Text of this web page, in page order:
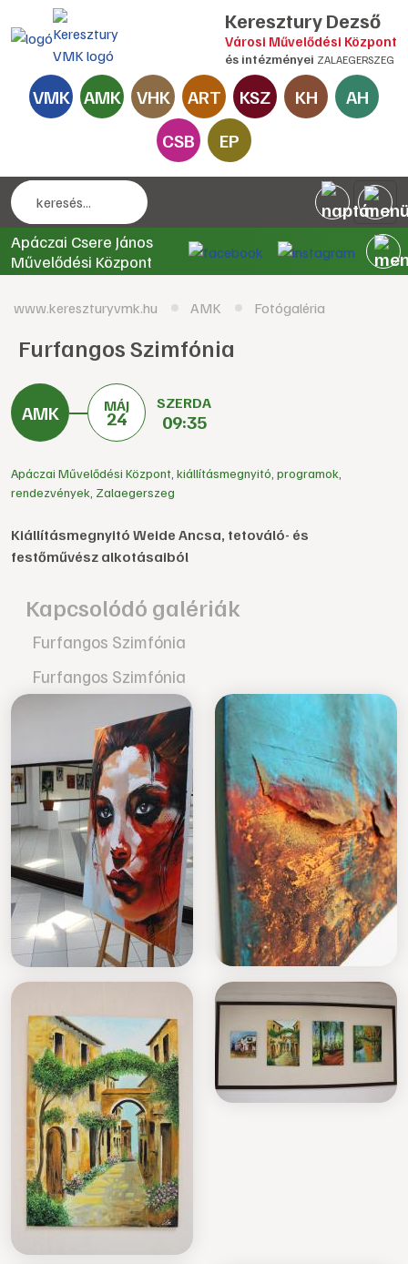
Keresztury Dezső
Városi Művelődési Központ
és intézményei ZALAEGERSZEG
VMK AMK VHK ART KSZ KH
AH
CSB
EP
Apáczai Csere János
Művelődési Központ
www.kereszturyvmk.hu AMK Fotógaléria
Furfangos Szimfónia
MÁJ
24
SZERDA
09:35
Apáczai Művelődési Központ kiállításmegnyitó programok
rendezvények Zalaegerszeg
Kiállításmegnyitó Weide Ancsa, tetováló- és
festőművész alkotásaiból
Kapcsolódó galériák
Furfangos Szimfónia
Furfangos Szimfónia